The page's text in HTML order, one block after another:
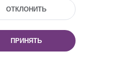
116
Беларусь, 220114
37 37, Факс: (+375 17)
ОТКЛОНИТЬ
ПРИНЯТЬ